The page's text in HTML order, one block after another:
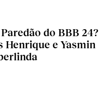
do BBB 24?
Henrique e Yasmin